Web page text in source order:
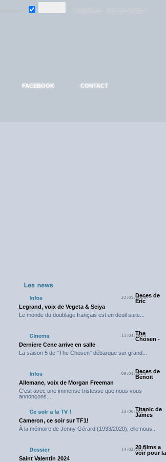
FACEBOOK CONTACT
22/05/2025Deces de
Eric
Legrand, voix de Vegeta & Seiya
Le monde du doublage français est en deuil suite...
11/04/2025
The
Chosen -
Derniere Cene arrive en salle
La saison 5 de "The Chosen" débarque sur grand...
09/01/2025Deces de
Benoit
Allemane, voix de Morgan Freeman
C'est avec une immense tristesse que nous vous
annonçons...
23/06/2024Titanic de
James
Cameron, ce soir sur TF1!
À la mémoire de Jenny Gérard (1933/2020), elle nous...
14/02/202420 films a
voir pour la
Saint Valentin 2024